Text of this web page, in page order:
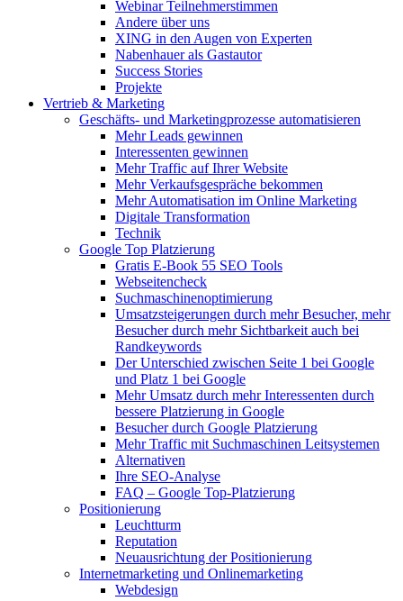
Webinar Teilnehmerstimmen
Andere über uns
XING in den Augen von Experten
Nabenhauer als Gastautor
Success Stories
Projekte
Vertrieb & Marketing
Geschäfts- und Marketingprozesse automatisieren
Mehr Leads gewinnen
Interessenten gewinnen
Mehr Traffic auf Ihrer Website
Mehr Verkaufsgespräche bekommen
Mehr Automatisation im Online Marketing
Digitale Transformation
Technik
Google Top Platzierung
Gratis E-Book 55 SEO Tools
Webseitencheck
Suchmaschinenoptimierung
Umsatzsteigerungen durch mehr Besucher, mehr
Besucher durch mehr Sichtbarkeit auch bei
Randkeywords
Der Unterschied zwischen Seite 1 bei Google
und Platz 1 bei Google
Mehr Umsatz durch mehr Interessenten durch
bessere Platzierung in Google
Besucher durch Google Platzierung
Mehr Traffic mit Suchmaschinen Leitsystemen
Alternativen
Ihre SEO-Analyse
FAQ – Google Top-Platzierung
Positionierung
Leuchtturm
Reputation
Neuausrichtung der Positionierung
Internetmarketing und Onlinemarketing
Webdesign